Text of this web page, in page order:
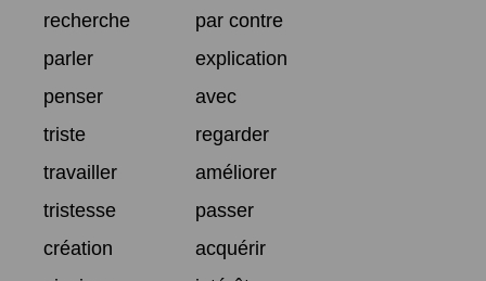
recherche
par contre
parler
explication
penser
avec
triste
regarder
travailler
améliorer
tristesse
passer
création
acquérir